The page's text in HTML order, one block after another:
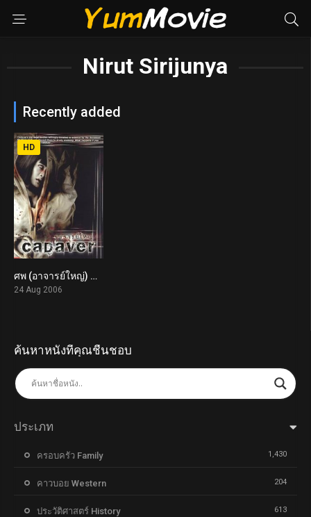
Nirut Sirijunya
Recently added
5.1
HD
ศพ (อาจารย์ใหญ่) Cadaver (2006)
24 Aug 2006
ค้นหาหนังที่คุณชื่นชอบ
ประเภท
ครอบครัว Family 1,430
คาวบอย Western 204
ประวัติศาสตร์ History 613